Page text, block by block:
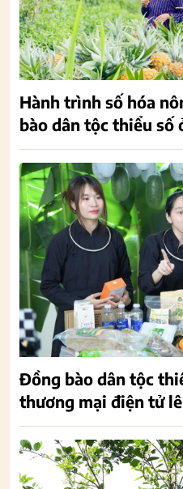
Hành trình số hóa
bào dân tộc thiểu số
Đồng bào dân tộc
thương mại điện tử